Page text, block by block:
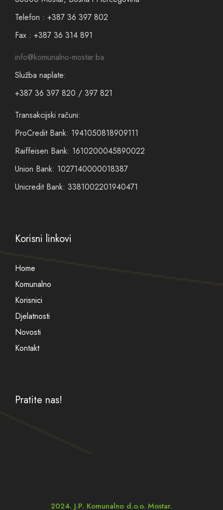
Telefon : +387 36 397 802
Fax : +387 36 314 891
info@komunalno-mostar.ba
Služba naplate:
+387 36 397 820 / 397 821
Transakcijski računi:
ProCredit Bank: 1941050818909111
Raiffeisen Bank: 1610200045890022
Union Bank: 1027140000018387
Unicredit Bank: 3381002201940471
Korisni linkovi
Home
Komunalno
Korisnici
Djelatnosti
Novosti
Kontakt
Pratite nas!
2024. J.P. Komunalno d.o.o. Mostar.